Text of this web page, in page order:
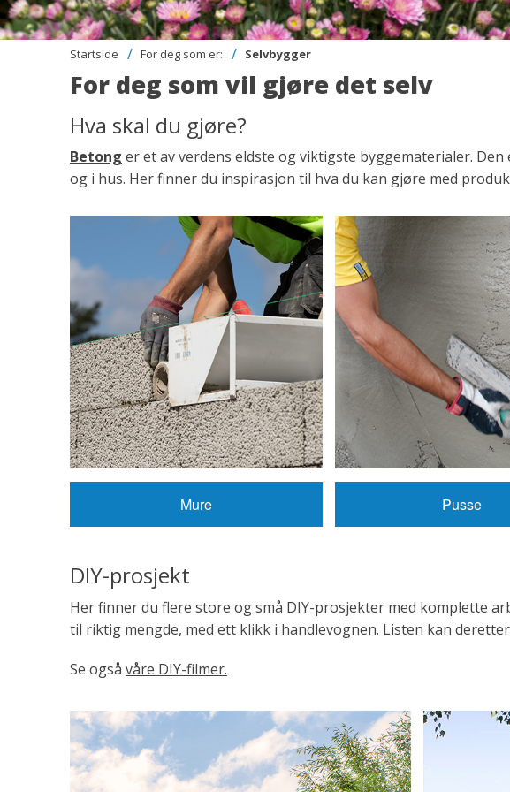
Startside For deg som er: Selvbygger
For deg som vil gjøre det selv
Hva skal du gjøre?
Betong er et av verdens eldste og viktigste byggematerialer.
og i hus. Her finner du inspirasjon til hva du kan gjøre med
Mure Pusse
DIY-prosjekt
Her finner du flere store og små DIY-prosjekter med komplette
til riktig mengde, med ett klikk i handlevognen. Listen kan
Se også våre DIY-filmer.